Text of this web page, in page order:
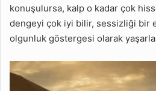
konuşulursa, kalp o kadar çok
dengeyi çok iyi bilir, sessizliği bir
olgunluk göstergesi olarak